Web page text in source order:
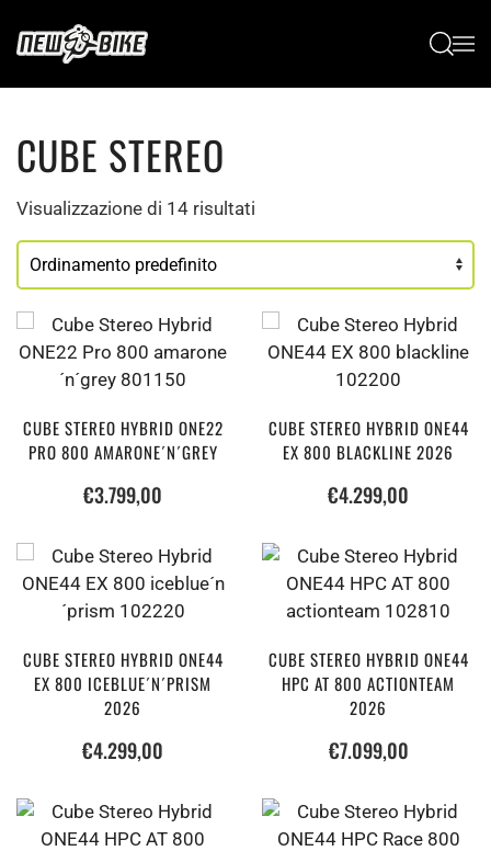
Passa al contenuto principale
CUBE STEREO
Visualizzazione di 14 risultati
CUBE STEREO HYBRID ONE22
PRO 800 AMARONE´N´GREY
€3.799,00
CUBE STEREO HYBRID ONE44
EX 800 BLACKLINE 2026
€4.299,00
CUBE STEREO HYBRID ONE44
EX 800 ICEBLUE´N´PRISM
2026
€4.299,00
CUBE STEREO HYBRID ONE44
HPC AT 800 ACTIONTEAM
2026
€7.099,00